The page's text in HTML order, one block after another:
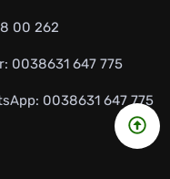
00 262
0038631 647 775
0038631 647 775